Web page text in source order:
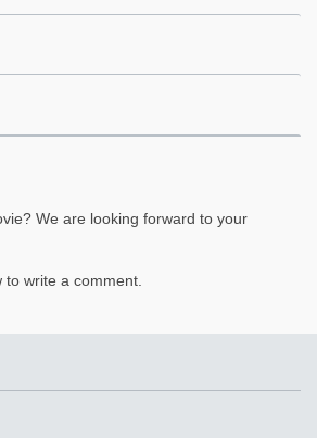
We are looking forward to your
write a comment.